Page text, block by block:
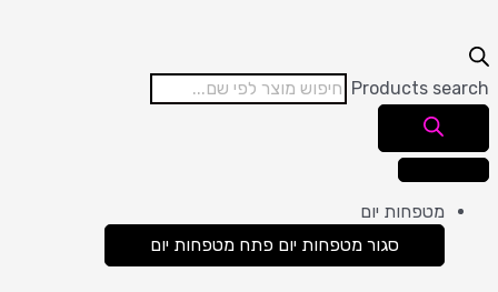
Products search
מטפחות יום
סגור מטפחות יום פתח מטפחות יום